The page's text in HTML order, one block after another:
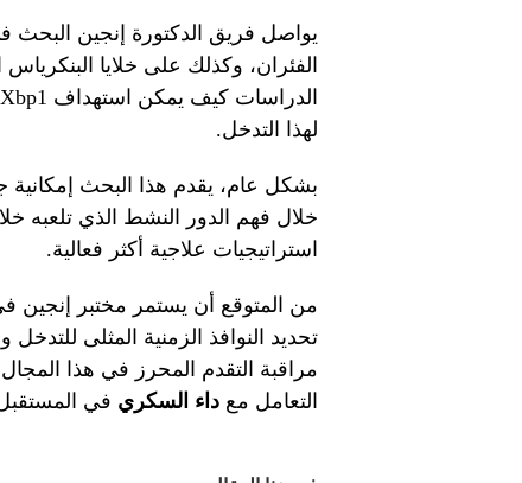
يواصل فريق الدكتورة إنجين
الفئران، وكذلك على خلايا
لهذا التدخل.
بشكل عام، يقدم هذا البحث إمكانية
خلال فهم الدور النشط الذي تلعبه
استراتيجيات علاجية أكثر فعالية.
من المتوقع أن يستمر مختبر إنجين
مراقبة التقدم المحرز في هذا
التعامل مع داء السكري في